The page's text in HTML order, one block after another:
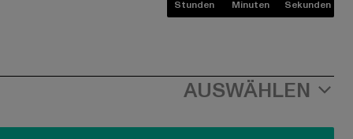
Stunden Minuten Sekunden
AUSWÄHLEN